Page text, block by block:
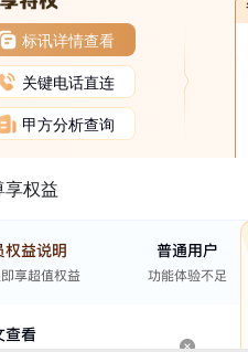
标讯详情查看
关键电话直连
甲方分析查询
权益